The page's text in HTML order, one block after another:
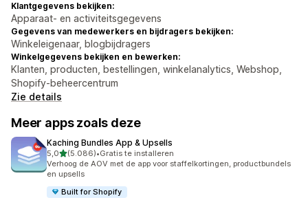
Klantgegevens bekijken:
Apparaat- en activiteitsgegevens
Gegevens van medewerkers en bijdragers bekijken:
Winkeleigenaar, blogbijdragers
Winkelgegevens bekijken en bewerken:
Klanten, producten, bestellingen, winkelanalytics, Webshop,
Shopify-beheercentrum
Zie details
Meer apps zoals deze
Kaching Bundles App & Upsells
5,0van 5 sterren
(5.086)
5086 recensies in totaal
•Gratis te installeren
Verhoog de AOV met de app voor staffelkortingen, productbundels
en upsells
Built for Shopify